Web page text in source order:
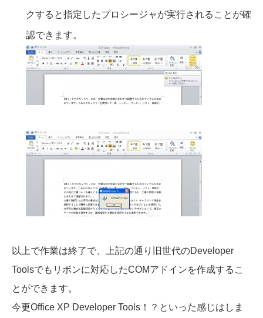
クすると指定したプロシージャが実行されることが確
認できます。
以上で作業は終了で、上記の通り旧世代のDeveloper
Toolsでもリボンに対応したCOMアドインを作成するこ
とができます。
今更Office XP Developer Tools！？といった感じはしま